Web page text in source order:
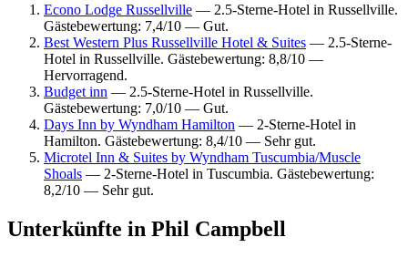
Econo Lodge Russellville — 2.5-Sterne-Hotel in Russellville.
Gästebewertung: 7,4/10 — Gut.
Best Western Plus Russellville Hotel & Suites — 2.5-Sterne-
Hotel in Russellville. Gästebewertung: 8,8/10 —
Hervorragend.
Budget inn — 2.5-Sterne-Hotel in Russellville.
Gästebewertung: 7,0/10 — Gut.
Days Inn by Wyndham Hamilton — 2-Sterne-Hotel in
Hamilton. Gästebewertung: 8,4/10 — Sehr gut.
Microtel Inn & Suites by Wyndham Tuscumbia/Muscle
Shoals — 2-Sterne-Hotel in Tuscumbia. Gästebewertung:
8,2/10 — Sehr gut.
Unterkünfte in Phil Campbell